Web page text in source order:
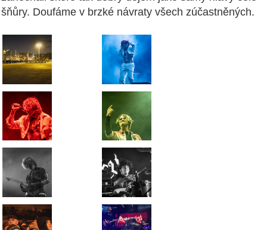
šňůry. Doufáme v brzké návraty všech zúčastněných.